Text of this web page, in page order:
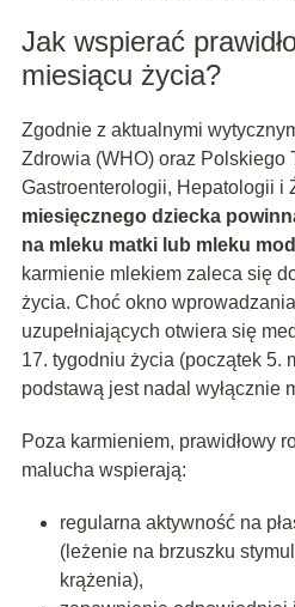
Jak wspierać
miesiącu życia?
Zgodnie z aktualnymi
Zdrowia (WHO) oraz Polskiego
Gastroenterologii, Hepatologii i
miesięcznego dziecka
na mleku matki lub mleku
karmienie mlekiem zaleca się
życia. Choć okno
uzupełniających otwiera się
17. tygodniu życia (początek 5.
podstawą jest nadal wyłącznie
Poza karmieniem, prawidłowy
malucha wspierają:
regularna aktywność na
(leżenie na brzuszku
krążenia),